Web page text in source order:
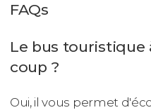
FAQs
Le bus touristique
coup ?
Oui, il vous permet